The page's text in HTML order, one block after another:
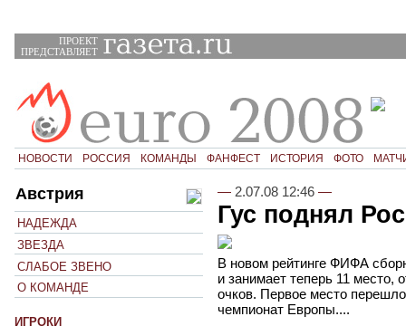
ПРОЕКТ
ПРЕДСТАВЛЯЕТ
НОВОСТИ РОССИЯ КОМАНДЫ ФАНФЕСТ ИСТОРИЯ ФОТО
Австрия
НАДЕЖДА
ЗВЕЗДА
СЛАБОЕ ЗВЕНО
О КОМАНДЕ
ИГРОКИ
— 2.07.08 12:46 —
Гус поднял
В новом рейтинге ФИФА
и занимает теперь 11 место,
очков. Первое место
чемпионат Европы....